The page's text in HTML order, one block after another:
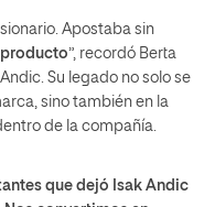
Apostaba sin
producto”, recordó Berta
Su legado no solo se
sino también en la
de la compañía.
que dejó Isak Andic